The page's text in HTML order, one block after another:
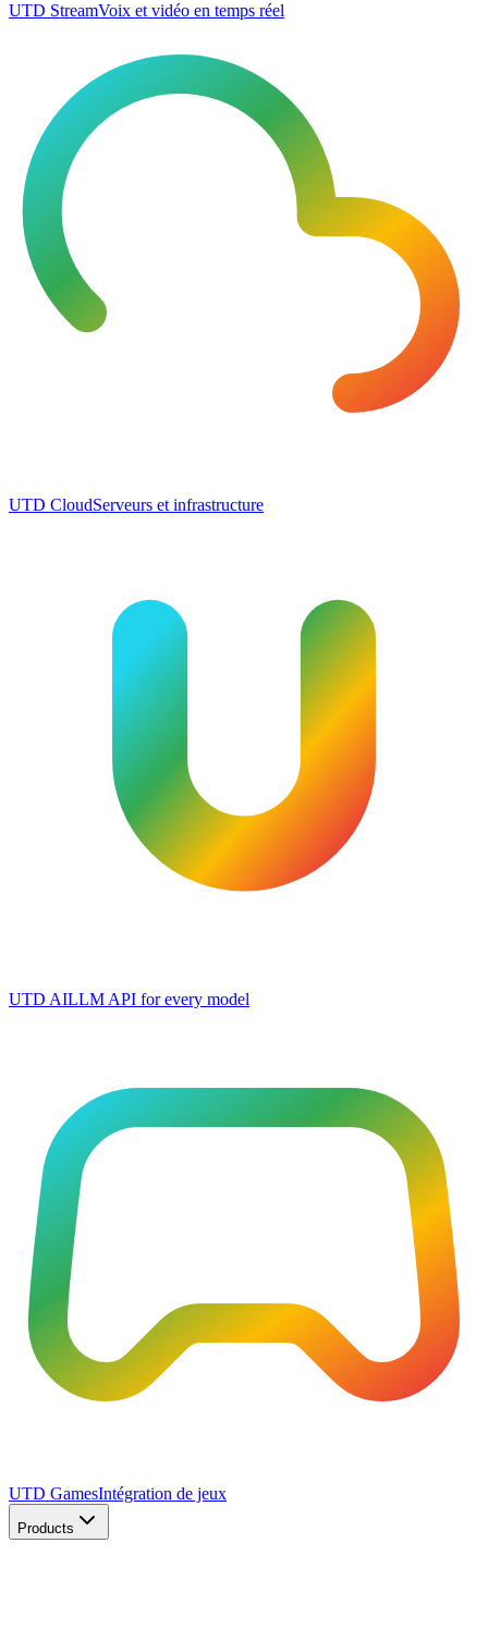
UTD StreamVoix et vidéo en temps réel
UTD CloudServeurs et infrastructure
UTD AILLM API for every model
UTD GamesIntégration de jeux
Products